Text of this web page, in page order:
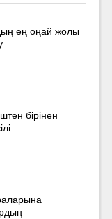
ең оңай жолы
бірінен